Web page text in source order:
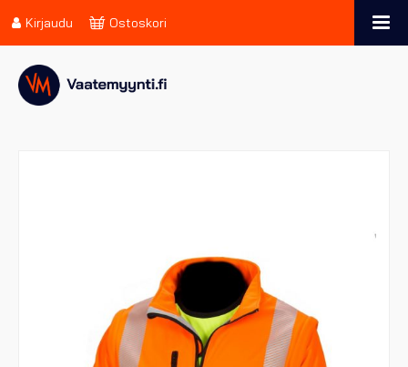
Kirjaudu Ostoskori